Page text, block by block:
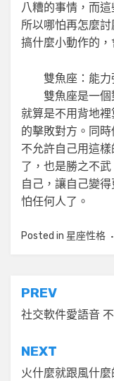
八糟的事情，而
所以哪怕再怎麼
搞什麼小動作的，
雙魚座：能力
雙魚座是一個
就算是不用背地
的擊敗對方。同
不允許自己用這
了，也是勝之不
自己，讓自己變
怕任何人了。
Posted in 星座性格
文
章
導
覽
PREV
社交軟件愛語音
NEXT
火什麼就跟風什